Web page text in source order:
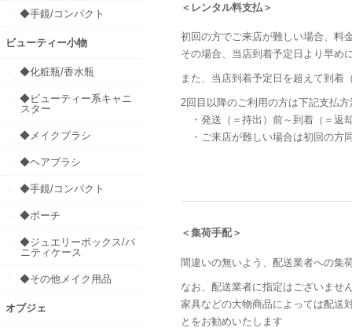
＜レンタル料支払＞
初回の方でご来店が難しい場合、料
その場合、当店到着予定日より早め
また、当店到着予定日を超えて到着
2回目以降のご利用の方は下記支払
・発送（＝持出）前～到着（＝返
・ご来店が難しい場合は初回の方
＜集荷手配＞
間違いの無いよう、配送業者への集
なお、配送業者に指定はございませ
家具などの大物商品によっては配送
とをお勧めいたします
◆手鏡/コンパクト
ビューティー小物
◆化粧瓶/香水瓶
◆ビューティー系キャニ
スター
◆メイクブラシ
◆ヘアブラシ
◆手鏡/コンパクト
◆ポーチ
◆ジュエリーボックス/バ
ニティケース
◆その他メイク用品
オブジェ